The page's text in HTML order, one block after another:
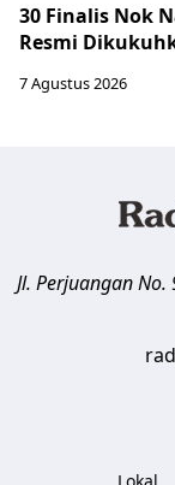
30 Finalis Nok
Resmi
7 Agustus 2026
Jl. Perjuangan No.